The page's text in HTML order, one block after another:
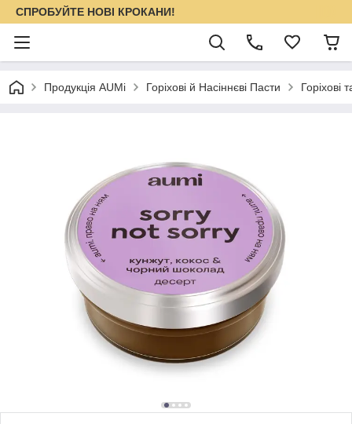
СПРОБУЙТЕ НОВІ КРОКАНИ!
Продукція AUMi Горіхові й Насіннєві Пасти Горіхові